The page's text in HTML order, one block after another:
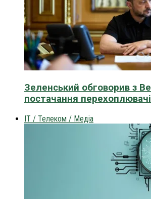
Зеленський обговорив з
постачання
IT / Телеком / Медіа